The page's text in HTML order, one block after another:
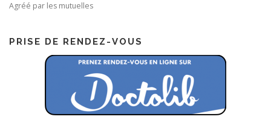
Agréé par les mutuelles
PRISE DE RENDEZ-VOUS